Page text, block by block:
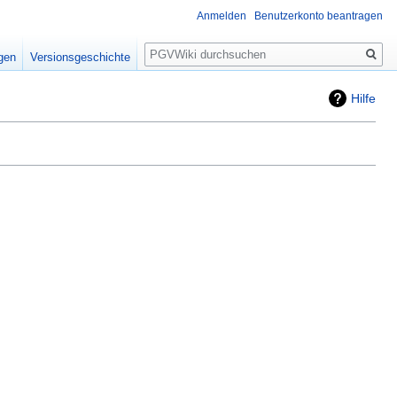
Hilfe
Anmelden Benutzerkonto beantragen
Versionsgeschichte
Suche